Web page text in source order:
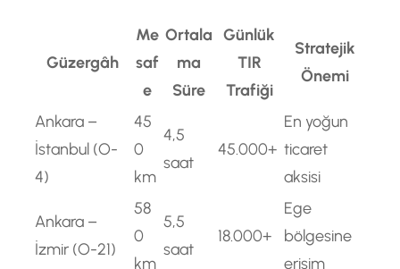
Güzergâh
Me
saf
e
Ortala
ma
Süre
Günlük
TIR
Trafiği
Stratejik
Önemi
Ankara –
İstanbul (O-
4)
45
0
km
4,5
saat
45.000+
En yoğun
ticaret
aksisi
Ankara –
İzmir (O-21)
58
0
km
5,5
saat
18.000+
Ege
bölgesine
erişim